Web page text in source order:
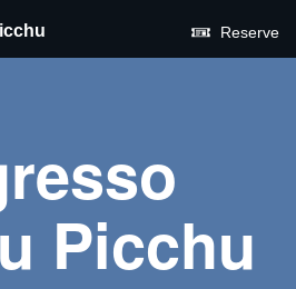
Reserve
Picchu